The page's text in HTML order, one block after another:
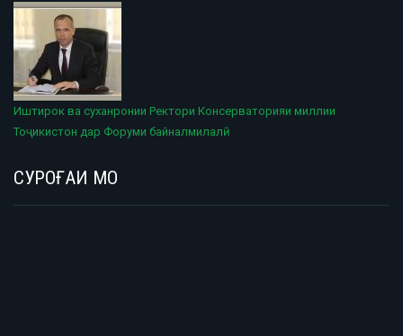
Иштирок ва суханронии Ректори Консерваторияи миллии
Тоҷикистон дар Форуми байналмилалӣ
СУРОҒАИ МО